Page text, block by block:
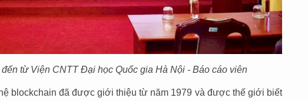
từ Viện CNTT Đại học Quốc gia Hà Nội - Báo cáo viên
blockchain đã được giới thiệu từ năm 1979 và được thế giới biết